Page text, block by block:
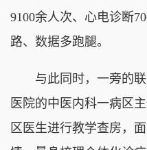
9100余人次、心电诊断
路、数据多跑腿。
与此同时，一旁的联
医院的中医内科一病区
区医生进行教学查房，